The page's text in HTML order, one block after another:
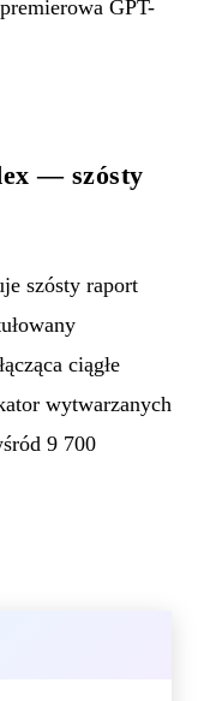
GPT-
— szósty
szósty raport
ciągłe
wytwarzanych
9 700